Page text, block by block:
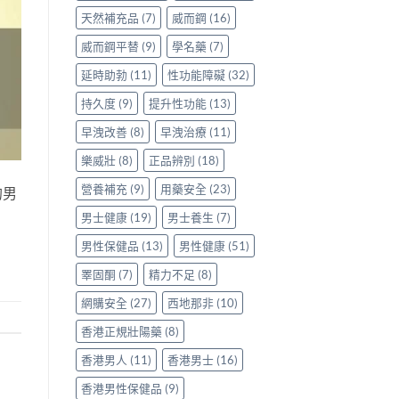
天然補充品 (7) 威而鋼 (16)
威而鋼平替 (9) 學名藥 (7)
延時助勃 (11) 性功能障礙(32)
持久度 (9) 提升性功能 (13)
早洩改善 (8) 早洩治療(11)
樂威壯(8) 正品辨別 (18)
營養補充 (9) 用藥安全 (23)
男士健康(19) 男士養生 (7)
男性保健品 (13) 男性健康(51)
睪固酮 (7) 精力不足 (8)
網購安全 (27) 西地那非(10)
香港正規壯陽藥 (8)
香港男人 (11) 香港男士(16)
香港男性保健品 (9)